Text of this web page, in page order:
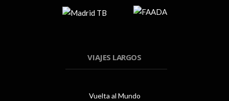
VIAJES LARGOS
Vuelta al Mundo